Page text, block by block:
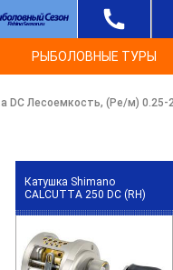
РЫБОЛОВНЫЕ ТУРЫ
DC Лесоемкость, (Ре/м) 0.25-
Катушка Shimano
CALCUTTA 250 DC (RH)